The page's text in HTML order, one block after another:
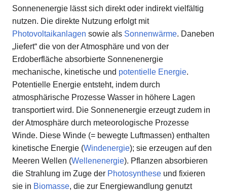
Sonnenenergie lässt sich direkt oder indirekt vielfältig
nutzen. Die direkte Nutzung erfolgt mit
Photovoltaikanlagen sowie als Sonnenwärme. Daneben
„liefert“ die von der Atmosphäre und von der
Erdoberfläche absorbierte Sonnenenergie
mechanische, kinetische und potentielle Energie.
Potentielle Energie entsteht, indem durch
atmosphärische Prozesse Wasser in höhere Lagen
transportiert wird. Die Sonnenenergie erzeugt zudem in
der Atmosphäre durch meteorologische Prozesse
Winde. Diese Winde (= bewegte Luftmassen) enthalten
kinetische Energie (Windenergie); sie erzeugen auf den
Meeren Wellen (Wellenenergie). Pflanzen absorbieren
die Strahlung im Zuge der Photosynthese und fixieren
sie in Biomasse, die zur Energiewandlung genutzt